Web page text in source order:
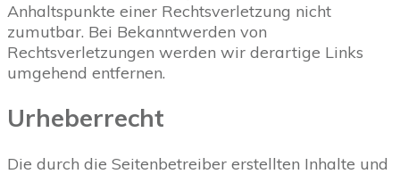
Anhaltspunkte einer Rechtsverletzung nicht
zumutbar. Bei Bekanntwerden von
Rechtsverletzungen werden wir derartige Links
umgehend entfernen.
Urheberrecht
Die durch die Seitenbetreiber erstellten Inhalte und